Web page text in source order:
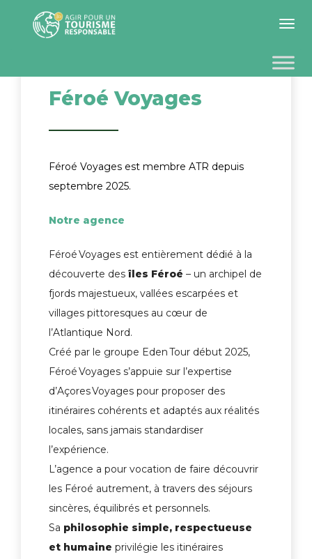
Toggle
Féroé Voyages
Féroé Voyages est membre ATR depuis
septembre 2025.
Notre agence
Féroé Voyages est entièrement dédié à la
découverte des îles Féroé – un archipel de
fjords majestueux, vallées escarpées et
villages pittoresques au cœur de
l’Atlantique Nord.
Créé par le groupe Eden Tour début 2025,
Féroé Voyages s’appuie sur l’expertise
d’Açores Voyages pour proposer des
itinéraires cohérents et adaptés aux réalités
locales, sans jamais standardiser
l’expérience.
L’agence a pour vocation de faire découvrir
les Féroé autrement, à travers des séjours
sincères, équilibrés et personnels.
Sa philosophie simple, respectueuse
et humaine privilégie les itinéraires